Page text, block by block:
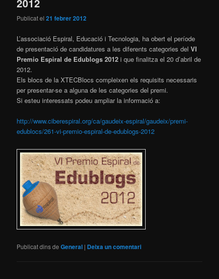
2012
Publicat el21 febrer 2012
L’associació Espiral, Educació i Tecnologia, ha obert el període
de presentació de candidatures a les diferents categories delVI
Premio Espiral de Edublogs 2012 i que finalitza el 20 d’abril de
2012.
Els blocs de la XTECBlocs compleixen els requisits necessaris
per presentar-se a alguna de les categories del premi.
Si esteu interessats podeu ampliar la informació a:
http://www.ciberespiral.org/ca/gaudeix-espiral/gaudeix/premi-
edublocs/261-vi-premio-espiral-de-edublogs-2012
Publicat dins de General | Deixa un comentari